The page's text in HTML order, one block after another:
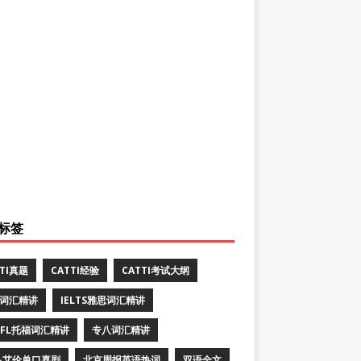
签
真题 CATTI经验 CATTI考试大纲
汇精讲 IELTS雅思词汇精讲
托福词汇精讲 专八词汇精讲